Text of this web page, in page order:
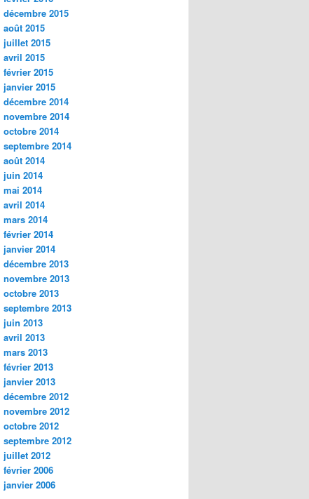
décembre 2015
août 2015
juillet 2015
avril 2015
février 2015
janvier 2015
décembre 2014
novembre 2014
octobre 2014
septembre 2014
août 2014
juin 2014
mai 2014
avril 2014
mars 2014
février 2014
janvier 2014
décembre 2013
novembre 2013
octobre 2013
septembre 2013
juin 2013
avril 2013
mars 2013
février 2013
janvier 2013
décembre 2012
novembre 2012
octobre 2012
septembre 2012
juillet 2012
février 2006
janvier 2006